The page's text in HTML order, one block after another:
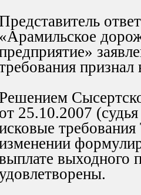
«Арамильское
от 25.10.2007
выходного